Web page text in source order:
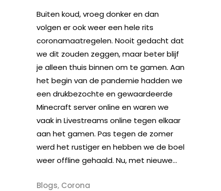
Buiten koud, vroeg donker en dan
volgen er ook weer een hele rits
coronamaatregelen. Nooit gedacht dat
we dit zouden zeggen, maar beter blijf
je alleen thuis binnen om te gamen. Aan
het begin van de pandemie hadden we
een drukbezochte en gewaardeerde
Minecraft server online en waren we
vaak in Livestreams online tegen elkaar
aan het gamen. Pas tegen de zomer
werd het rustiger en hebben we de boel
weer offline gehaald. Nu, met nieuwe...
Blogs, Corona